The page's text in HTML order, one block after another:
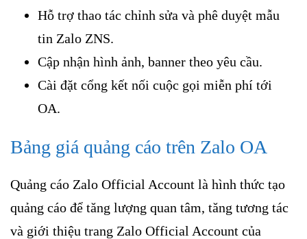
Hỗ trợ thao tác chỉnh sửa và phê duyệt mẫu
tin Zalo ZNS.
Cập nhận hình ảnh, banner theo yêu cầu.
Cài đặt cổng kết nối cuộc gọi miễn phí tới
OA.
Bảng giá quảng cáo trên Zalo OA
Quảng cáo Zalo Official Account là hình thức tạo
quảng cáo để tăng lượng quan tâm, tăng tương tác
và giới thiệu trang Zalo Official Account của